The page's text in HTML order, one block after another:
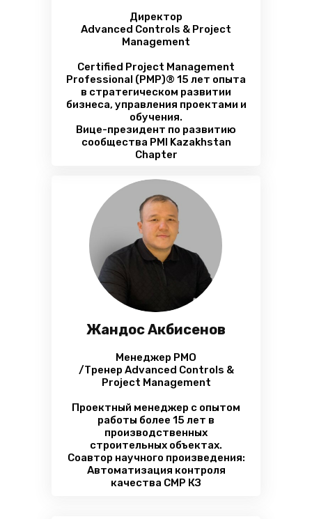
Жандос Акбисенов
Менеджер PMO
/Тренер Advanced Controls &
Project Management
Проектный менеджер с опытом
работы более 15 лет в
производственных
строительных объектах.
Соавтор научного произведения:
Автоматизация контроля
качества СМР КЗ
Директор
Advanced Controls & Project
Management
Certified Project Management
Professional (РМР)® 15 лет опыта
в стратегическом развитии
бизнеса, управления проектами и
обучения.
Вице-президент по развитию
сообщества PMI Kazakhstan
Chapter